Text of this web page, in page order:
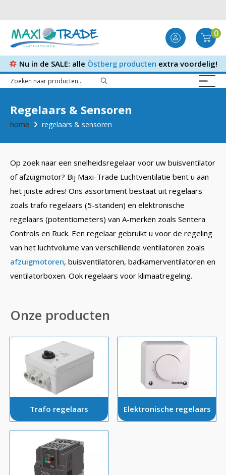
0
Nu in de SALE: alle Östberg producten extra voordelig!
Regelaars & Sensoren
home regelaars & sensoren
Op zoek naar een snelheidsregelaar voor uw buisventilator
of afzuigmotor? Bij Maxi-Trade Luchtventilatie bent u aan
het juiste adres! Ons assortiment bestaat uit regelaars
zoals trafo regelaars (5-standen) en elektronische
regelaars (potentiometers) van A-merken zoals Sentera
Controls en Ruck. Een regelaar gebruikt u voor de regeling
van het luchtvolume van verschillende ventilatoren zoals
afzuigmotoren, buisventilatoren, badkamerventilatoren en
ventilatorboxen. Ook regelaars voor klimaatregeling.
Onze producten
Trafo regelaars Elektronische regelaars